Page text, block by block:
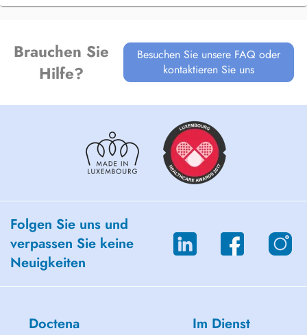
Brauchen Sie
Hilfe?
Besuchen Sie unsere FAQ oder
kontaktieren Sie uns
Folgen Sie uns und
verpassen Sie keine
Neuigkeiten
Doctena Im Dienst